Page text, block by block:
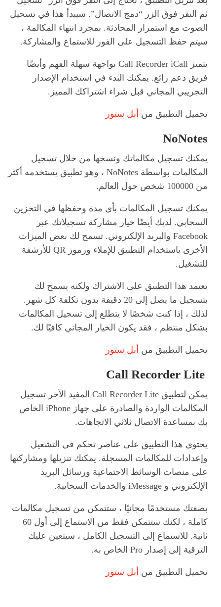
ثم النقر فوق الزر “دمج الاتصال”. سيبدأ هذا في تسجيل
الصوت مع استمرار المحادثة. بمجرد انتهاء المكالمة ،
سيتم حفظ التسجيل على الفور للاستماع والمشاركة.
يتميز Call Recorder iCall بواجهة سهلة الفهم وأيضًا
فريق دعم رائع. يمكنك البدء في استخدام الإصدار
التجريبي المجاني قبل شراء اشتراكك المميز.
تحميل التطبيق من أبل ستور
NoNotes
يمكنك تسجيل مكالماتك ونسخها من خلال تسجيل
المكالمات بواسطة NoNotes ، وهو تطبيق يستخدمه أكثر
من 100000 شخص حول العالم.
يمكنك تسجيل المكالمات بأي مدة وحفظها في التخزين
السحابي. لديك أيضًا خيار مشاركة تسجيلاتك عبر
Facebook والبريد الإلكتروني. تسمح لك بعض الميزات
الأخرى باستخدام التطبيق للإملاء ورموز QR للأرشفة
للتشغيل.
يعتمد هذا التطبيق على الاشتراك ولكنه يسمح لك
بتسجيل ما يصل إلى 20 دقيقة بدون تكلفة كل شهر.
لذلك ، إذا كنت شخصًا لا يتطلع إلى تسجيل المكالمات
بشكل منتظم ، فقد يكون الخيار المجاني كافيًا لك.
تحميل التطبيق من أبل ستور
يمكن لتطبيق Call Recorder Lite المفيد الآخر تسجيل
المكالمات الواردة والصادرة على جهاز iPhone الخاص
بك بمساعدة الاتصال ثلاثي الاتجاهات.
يحتوي هذا التطبيق على عناصر تحكم في التشغيل
وإعدادات للمكالمات المسجلة. يمكنك تنزيلها ومشاركتها
على منصات الوسائط الاجتماعية ورسائل البريد
الإلكتروني و iMessage والخدمات السحابية.
بصفتك مستخدمًا مجانيًا ، ستتمكن من تسجيل مكالمات
كاملة ، لكنك ستتمكن فقط من الاستماع إلى أول 60
ثانية. للاستماع إلى التسجيل الكامل ، سيتعين عليك
الترقية إلى إصدار Pro الخاص به.
تحميل التطبيق من أبل ستور